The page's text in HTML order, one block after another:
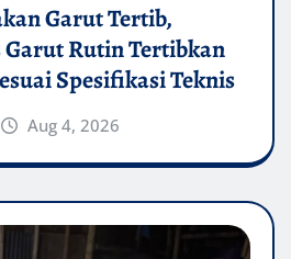
Garut Tertib,
Garut Rutin Tertibkan
Spesifikasi Teknis
Aug 4, 2026